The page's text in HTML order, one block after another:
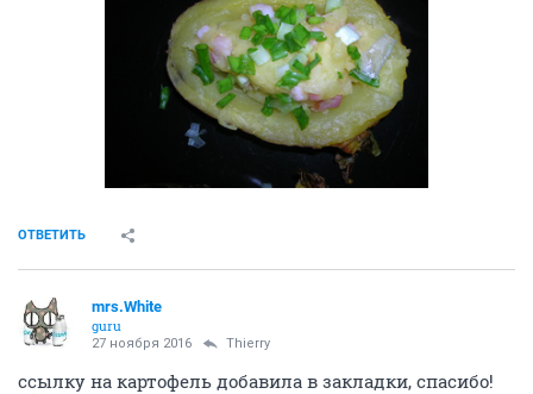
ОТВЕТИТЬ
mrs.White
guru
27 ноября 2016 Thierry
ссылку на картофель добавила в закладки, спасибо!